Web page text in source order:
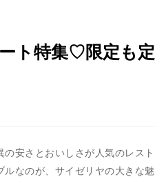
ト特集♡限定も
安さとおいしさが人気のレス
なのが、サイゼリヤの大きな